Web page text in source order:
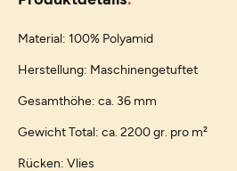
Material: 100% Polyamid
Herstellung: Maschinengetuftet
Gesamthöhe: ca. 36 mm
Gewicht Total: ca. 2200 gr. pro m²
Rücken: Vlies